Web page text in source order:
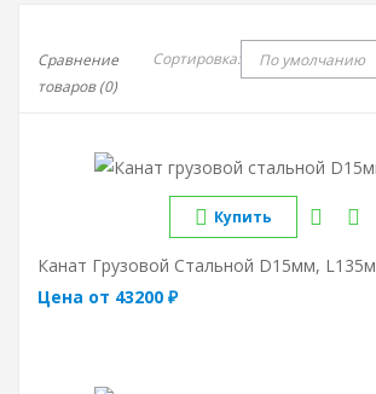
Сравнение
товаров (0)
Сортировка:
Купить
Канат Грузовой Стальной D15мм, L135м
Цена от 43200 ₽